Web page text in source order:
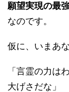
願望実現の最
なのです。
仮に、いまあ
「言霊の力は
大げさだな」